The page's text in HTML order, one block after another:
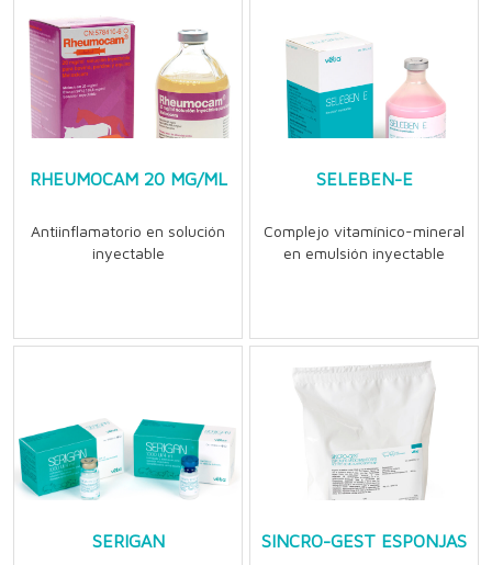
RHEUMOCAM 20 MG/ML
Antiinflamatorio en solución
inyectable
SELEBEN-E
Complejo vitamínico-mineral
en emulsión inyectable
SERIGAN SINCRO-GEST ESPONJAS